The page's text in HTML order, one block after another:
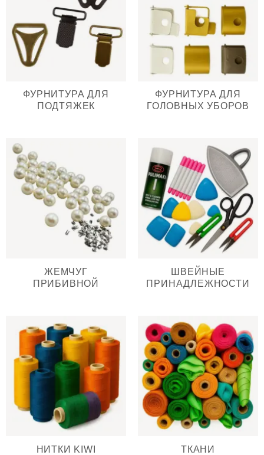
ФУРНИТУРА ДЛЯ
ПОДТЯЖЕК
ФУРНИТУРА ДЛЯ
ГОЛОВНЫХ УБОРОВ
ЖЕМЧУГ
ПРИБИВНОЙ
ШВЕЙНЫЕ
ПРИНАДЛЕЖНОСТИ
НИТКИ KIWI ТКАНИ